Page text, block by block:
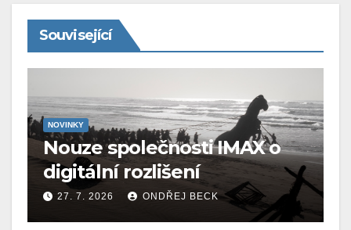
Související
NOVINKY
Nouze společnosti IMAX o
digitální rozlišení
27. 7. 2026 ONDŘEJ BECK